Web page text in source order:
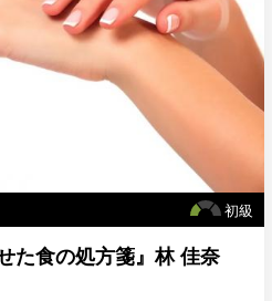
ため、タンパク代謝が低下してし
低下しているため、タンパク代謝
、肌荒れといった肌のお悩みが出
ンパク質から出来ているので、骨
リスクが上がるなど、大人女性が
ことは美と健康に大きなダメージ
健康的に美しく痩せるためにはあ
あり、特にタンパク質を十分に摂
大きなポイントです。
初級
た食の処方箋』林 佳奈